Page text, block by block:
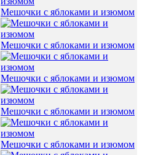
Мешочки с яблоками и изюмом
Мешочки с яблоками и изюмом
Мешочки с яблоками и изюмом
Мешочки с яблоками и изюмом
Мешочки с яблоками и изюмом